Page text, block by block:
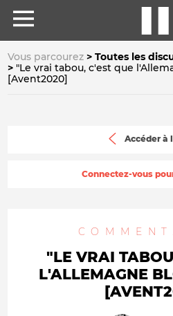
Vous parcourez
Toutes les
"Le vrai tabou, c'est que
[Avent2020]
Accéder à
Connectez-vous
"LE VRAI
L'ALLEMAGNE